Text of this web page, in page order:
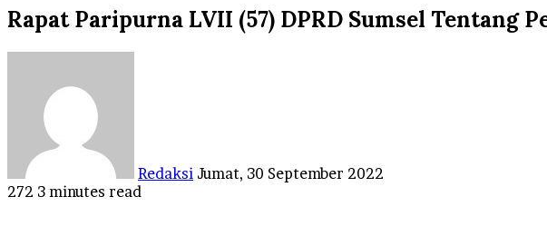
Rapat Paripurna LVII (57) DPRD Sumsel Tentang
Redaksi Jumat, 30 September 2022
272 3 minutes read